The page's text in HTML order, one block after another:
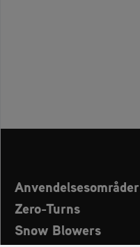
Anvendelsesområder
Zero-Turns
Snow Blowers